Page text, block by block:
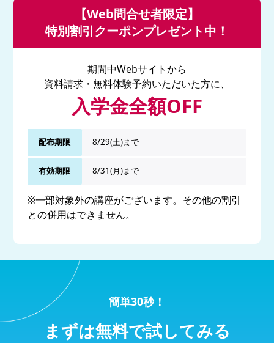
【Web問合せ者限定】
特別割引クーポンプレゼント中！
期間中Webサイトから
資料請求・無料体験予約いただいた方に、
入学金全額OFF
配布期限 8/29(土)まで
有効期限 8/31(月)まで
※一部対象外の講座がございます。その他の割引
との併用はできません。
簡単30秒！
まずは無料で試してみる